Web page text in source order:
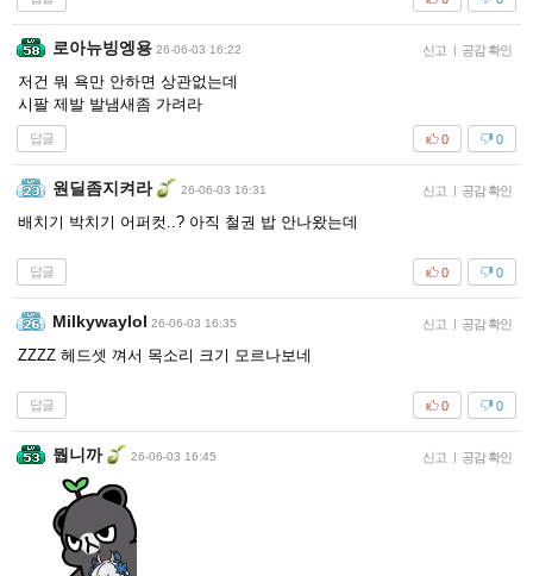
로아뉴빙엥용 26-06-03 16:22 신고 | 공감 확인
저건 뭐 욕만 안하면 상관없는데
시팔 제발 발냄새좀 가려라
답글 0
0
원딜좀지켜라 26-06-03 16:31 신고 | 공감 확인
배치기 박치기 어퍼컷..? 아직 철권 밥 안나왔는데
답글 0
0
Milkywaylol 26-06-03 16:35 신고 | 공감 확인
ZZZZ 헤드셋 껴서 목소리 크기 모르나보네
답글 0
0
뭡니까 26-06-03 16:45 신고 | 공감 확인